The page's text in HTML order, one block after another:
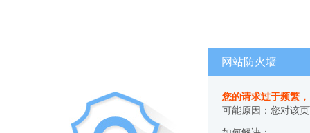
网站防火墙
您的请求过于频繁
可能原因：您对该